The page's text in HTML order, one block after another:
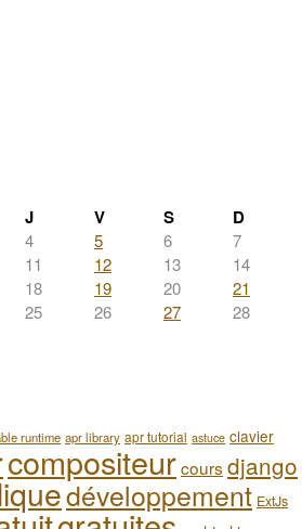
J V S D
4 5 6
7
11 12 13
14
18 19 20
21
25 26 27
28
runtime apr library apr tutorial astuce clavier
compositeurcours django
développement ExtJs